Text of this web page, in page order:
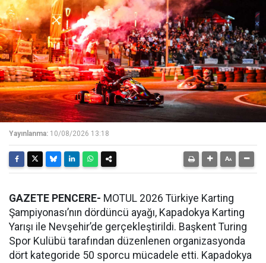
Yayınlanma: 10/08/2026 13:18
GAZETE PENCERE- MOTUL 2026 Türkiye Karting
Şampiyonası’nın dördüncü ayağı, Kapadokya Karting
Yarışı ile Nevşehir’de gerçekleştirildi. Başkent Turing
Spor Kulübü tarafından düzenlenen organizasyonda
dört kategoride 50 sporcu mücadele etti. Kapadokya